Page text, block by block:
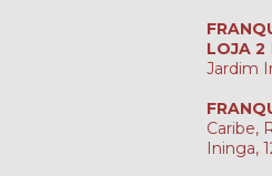
LOJA 2
Jardim
Caribe,
Ininga,